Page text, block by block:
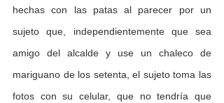
hechas con las patas al parecer por un
sujeto que, independientemente que sea
amigo del alcalde y use un chaleco de
mariguano de los setenta, el sujeto toma las
fotos con su celular, que no tendría que